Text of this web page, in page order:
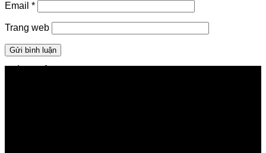
Email *
Trang web